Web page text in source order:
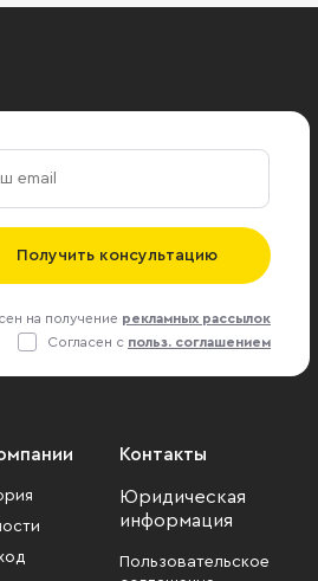
Получить консультацию
на получение рекламных рассылок
Согласен с польз. соглашением
Контакты
Юридическая
информация
Пользовательское